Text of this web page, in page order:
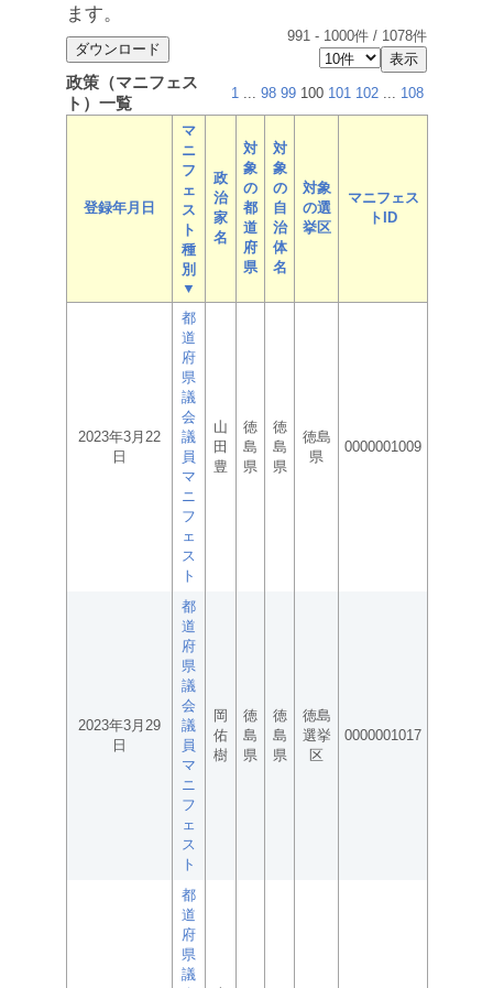
ます。
991 - 1000件 / 1078件
政策（マニフェス
ト）一覧
1 ... 98 99 100 101 102 ... 108
登録年月日
マ
ニ
フ
ェ
ス
ト
種
別
▼
政
治
家
名
対
象
の
都
道
府
県
対
象
の
自
治
体
名
対象
の選
挙区
マニフェス
トID
2023年3月22
日
都
道
府
県
議
会
議
員
マ
ニ
フ
ェ
ス
ト
山
田
豊
徳
島
県
徳
島
県
徳島
県
0000001009
2023年3月29
日
都
道
府
県
議
会
議
員
マ
ニ
フ
ェ
ス
ト
岡
佑
樹
徳
島
県
徳
島
県
徳島
選挙
区
0000001017
都
道
府
県
議